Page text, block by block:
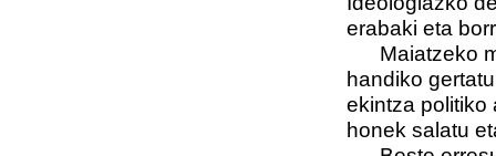
erabaki eta
Maiatzeko
handiko
ekintza politiko
honek salatu